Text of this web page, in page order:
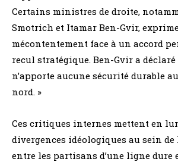
Certains ministres de droite,
Smotrich et Itamar Ben-Gvir,
mécontentement face à un accord
recul stratégique. Ben-Gvir a déclaré
n’apporte aucune sécurité durable
nord. »
Ces critiques internes mettent en
divergences idéologiques au sein
entre les partisans d’une ligne dure